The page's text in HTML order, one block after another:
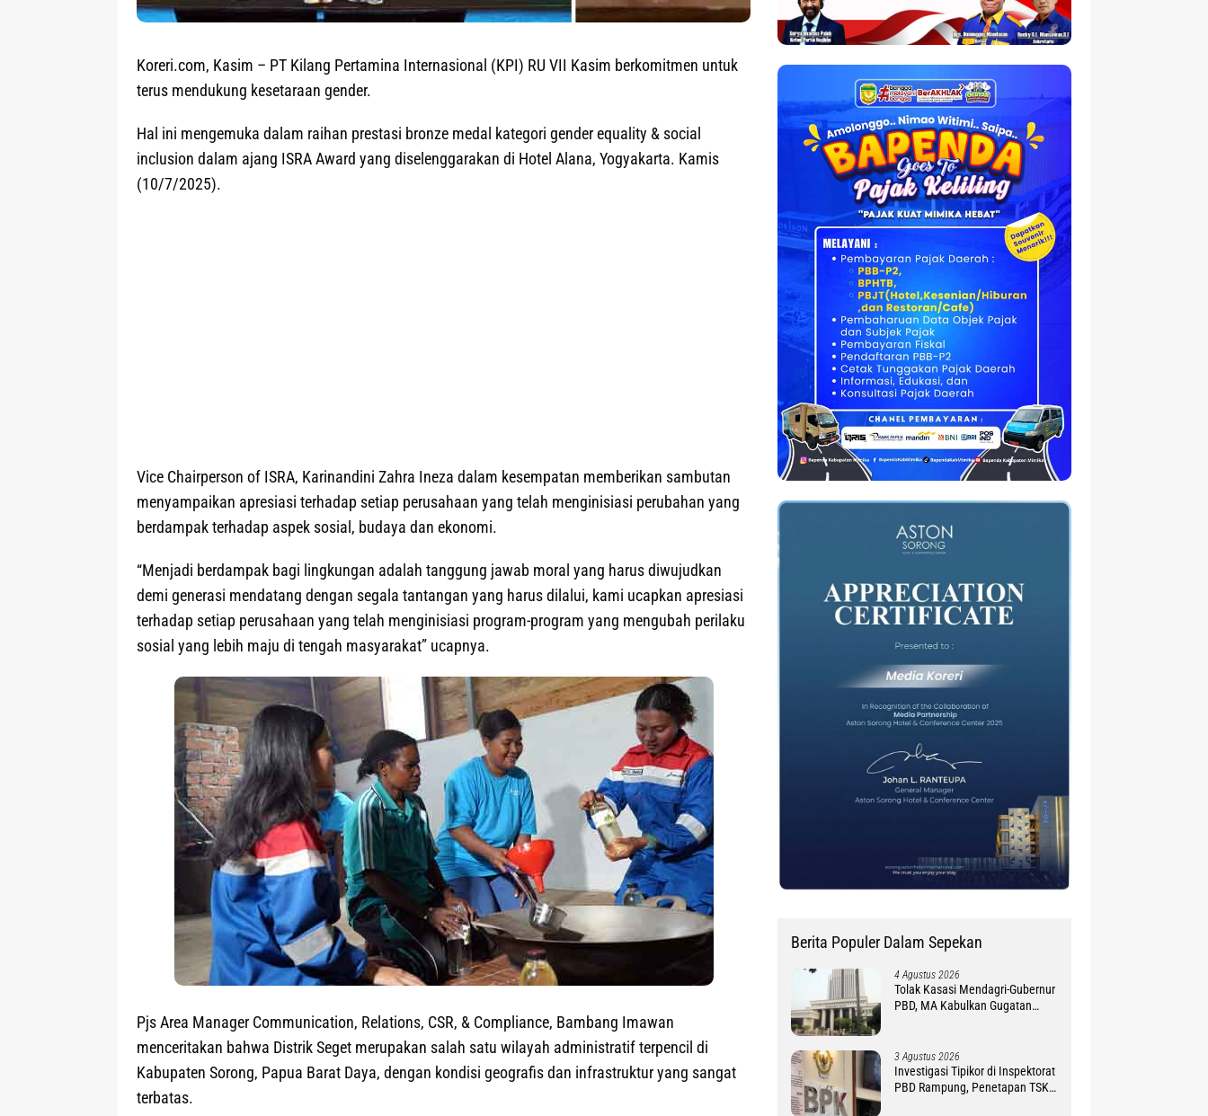
Koreri.com, Kasim – PT Kilang Pertamina Internasional (KPI) RU VII Kasim berkomitmen untuk
terus mendukung kesetaraan gender.
Hal ini mengemuka dalam raihan prestasi bronze medal kategori gender equality & social
inclusion dalam ajang ISRA Award yang diselenggarakan di Hotel Alana, Yogyakarta. Kamis
(10/7/2025).
Vice Chairperson of ISRA, Karinandini Zahra Ineza dalam kesempatan memberikan sambutan
menyampaikan apresiasi terhadap setiap perusahaan yang telah menginisiasi perubahan yang
berdampak terhadap aspek sosial, budaya dan ekonomi.
“Menjadi berdampak bagi lingkungan adalah tanggung jawab moral yang harus diwujudkan
demi generasi mendatang dengan segala tantangan yang harus dilalui, kami ucapkan apresiasi
terhadap setiap perusahaan yang telah menginisiasi program-program yang mengubah perilaku
sosial yang lebih maju di tengah masyarakat” ucapnya.
Pjs Area Manager Communication, Relations, CSR, & Compliance, Bambang Imawan
menceritakan bahwa Distrik Seget merupakan salah satu wilayah administratif terpencil di
Kabupaten Sorong, Papua Barat Daya, dengan kondisi geografis dan infrastruktur yang sangat
terbatas.
Berita Populer Dalam Sepekan
4 Agustus 2026
Tolak Kasasi Mendagri-Gubernur
PBD, MA Kabulkan Gugatan
3 Agustus 2026
Investigasi Tipikor di Inspektorat
PBD Rampung, Penetapan TSK